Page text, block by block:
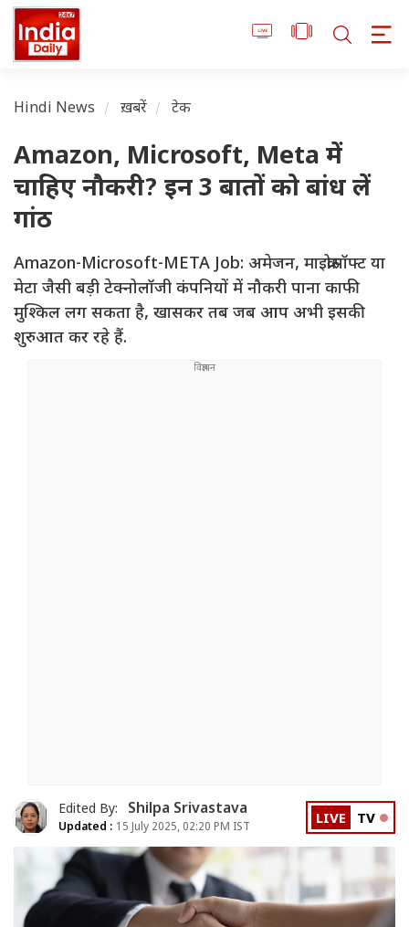
Hindi News ख़बरें टेक
Amazon, Microsoft, Meta में
चाहिए नौकरी? इन 3 बातों को बांध लें
गांठ
Amazon-Microsoft-META Job: अमेजन, माइक्रोसॉफ्ट या
मेटा जैसी बड़ी टेक्नोलॉजी कंपनियों में नौकरी पाना काफी
मुश्किल लग सकता है, खासकर तब जब आप अभी इसकी
शुरुआत कर रहे हैं.
Edited By: Shilpa Srivastava
Updated : 15 July 2025, 02:20 PM IST LIVE TV